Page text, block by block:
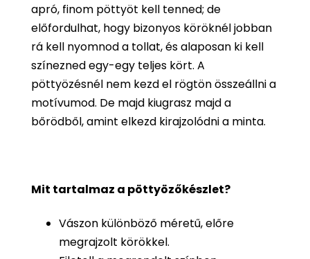
apró, finom pöttyöt kell tenned; de
előfordulhat, hogy bizonyos köröknél jobban
rá kell nyomnod a tollat, és alaposan ki kell
színezned egy-egy teljes kört. A
pöttyözésnél nem kezd el rögtön összeállni a
motívumod. De majd kiugrasz majd a
bőrödből, amint elkezd kirajzolódni a minta.
Mit tartalmaz a pöttyözőkészlet?
Vászon különböző méretű, előre
megrajzolt körökkel.